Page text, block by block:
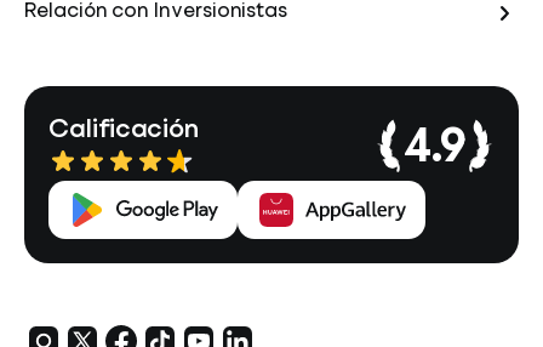
Relación con Inversionistas
Calificación 4.9